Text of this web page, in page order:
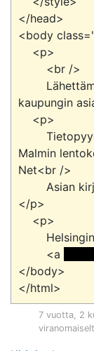
</head>
<body
kaupungin
Malmin
Net<br />
</p>
        <a
</body>
7 vuotta, 2